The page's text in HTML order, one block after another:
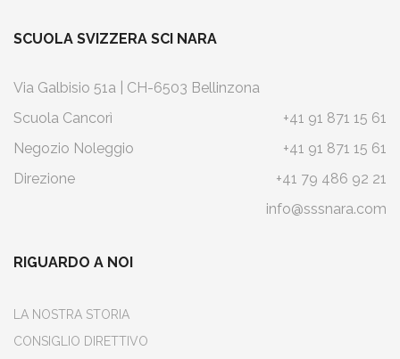
SCUOLA SVIZZERA SCI NARA
Via Galbisio 51a | CH-6503 Bellinzona
Scuola Cancorì
+41 91 871 15 61
Negozio Noleggio
+41 91 871 15 61
Direzione
+41 79 486 92 21
info@sssnara.com
RIGUARDO A NOI
LA NOSTRA STORIA
CONSIGLIO DIRETTIVO